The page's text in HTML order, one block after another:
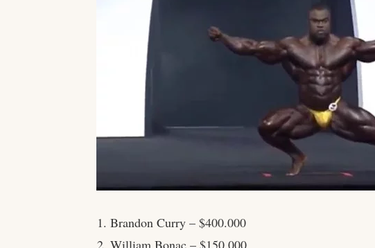
Brandon Curry – $400.000
William Bonac – $150.000